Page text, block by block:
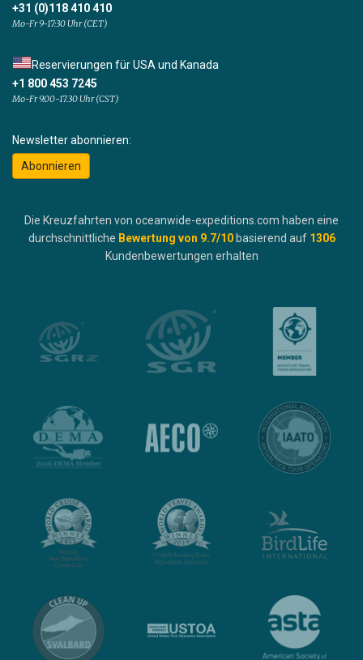
+31 (0)118 410 410
Mo-Fr 9-17:30 Uhr (CET)
Reservierungen für USA und Kanada
+1 800 453 7245
Mo-Fr 9.00-17.30 Uhr (CST)
Newsletter abonnieren:
Abonnieren
Die Kreuzfahrten von oceanwide-expeditions.com haben eine
durchschnittliche Bewertung von 9.7/10 basierend auf 1306
Kundenbewertungen erhalten